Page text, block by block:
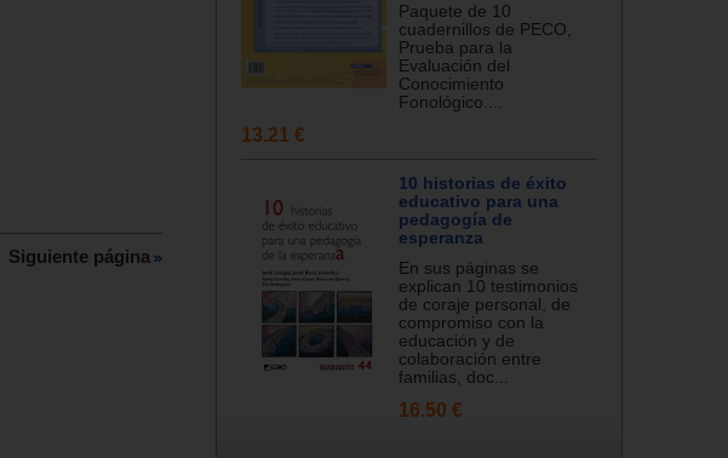
Siguiente página
Paquete de 10
cuadernillos de PECO,
Prueba para la
Evaluación del
Conocimiento
Fonológico....
13.21 €
10 historias de éxito
educativo para una
pedagogía de
esperanza
En sus páginas se
explican 10 testimonios
de coraje personal, de
compromiso con la
educación y de
colaboración entre
familias, doc...
16.50 €